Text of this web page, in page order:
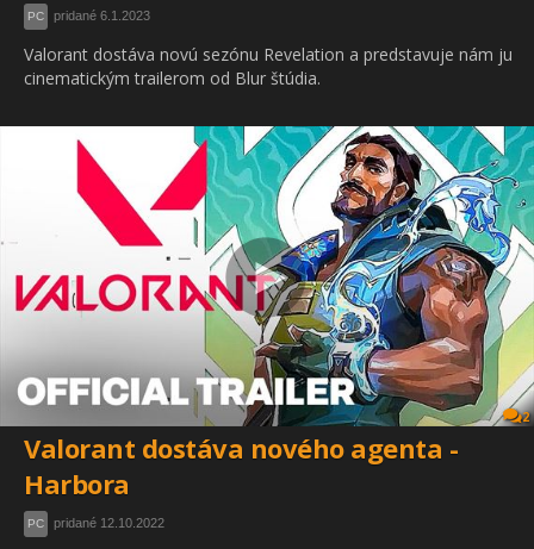
PC pridané 6.1.2023
Valorant dostáva novú sezónu Revelation a predstavuje nám ju
cinematickým trailerom od Blur štúdia.
2
Valorant dostáva nového agenta -
Harbora
PC pridané 12.10.2022